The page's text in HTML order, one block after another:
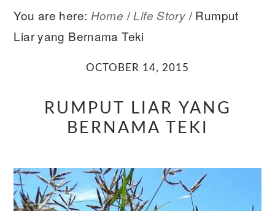
You are here: Home / Life Story /Rumput
Liar yang Bernama Teki
OCTOBER 14, 2015
RUMPUT LIAR YANG
BERNAMA TEKI